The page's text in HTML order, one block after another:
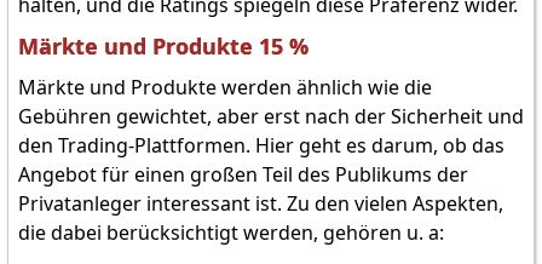
Märkte und Produkte 15 %
Märkte und Produkte werden ähnlich wie die
Gebühren gewichtet, aber erst nach der Sicherheit und
den Trading-Plattformen. Hier geht es darum, ob das
Angebot für einen großen Teil des Publikums der
Privatanleger interessant ist. Zu den vielen Aspekten,
die dabei berücksichtigt werden, gehören u. a: